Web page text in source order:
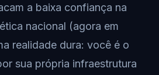
a baixa confiança na
nacional (agora em
realidade dura: você é o
sua própria infraestrutura